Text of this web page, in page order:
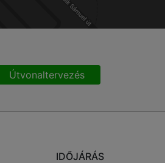
Útvonaltervezés
IDŐJÁRÁS